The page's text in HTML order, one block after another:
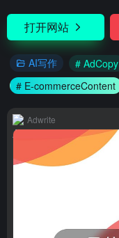
打开网站
AI写作 # AdCopy
# E-commerceContent
Adwrite